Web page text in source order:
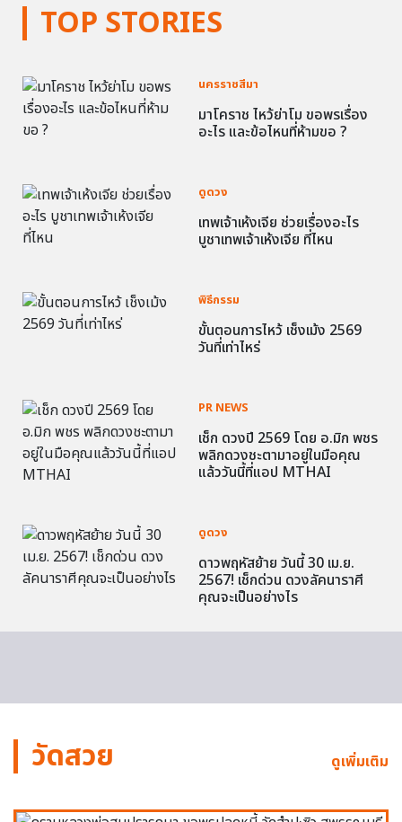
TOP STORIES
นครราชสีมา
มาโคราช ไหว้ย่าโม ขอพรเรื่อง
อะไร และข้อไหนที่ห้ามขอ ?
ดูดวง
เทพเจ้าเห้งเจีย ช่วยเรื่องอะไร
บูชาเทพเจ้าเห้งเจีย ที่ไหน
พิธีกรรม
ขั้นตอนการไหว้ เช็งเม้ง 2569
วันที่เท่าไหร่
PR NEWS
เช็ก ดวงปี 2569 โดย อ.มิก พชร
พลิกดวงชะตามาอยู่ในมือคุณ
แล้ววันนี้ที่แอป MTHAI
ดูดวง
ดาวพฤหัสย้าย วันนี้ 30 เม.ย.
2567! เช็กด่วน ดวงลัคนาราศี
คุณจะเป็นอย่างไร
วัดสวย ดูเพิ่มเติม